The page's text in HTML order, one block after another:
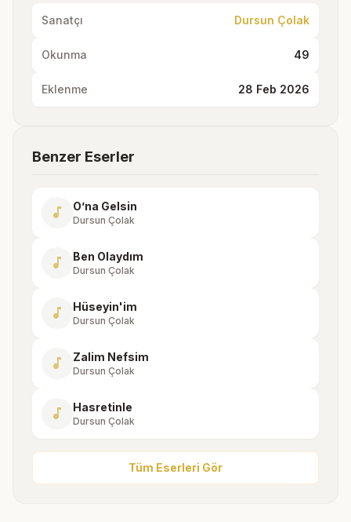
Sanatçı Dursun Çolak
Okunma 49
Eklenme 28 Feb 2026
Benzer Eserler
music_note O’na Gelsin
Dursun Çolak
music_note Ben Olaydım
Dursun Çolak
music_note Hüseyin'im
Dursun Çolak
music_note Zalim Nefsim
Dursun Çolak
music_note Hasretinle
Dursun Çolak
Tüm Eserleri Gör